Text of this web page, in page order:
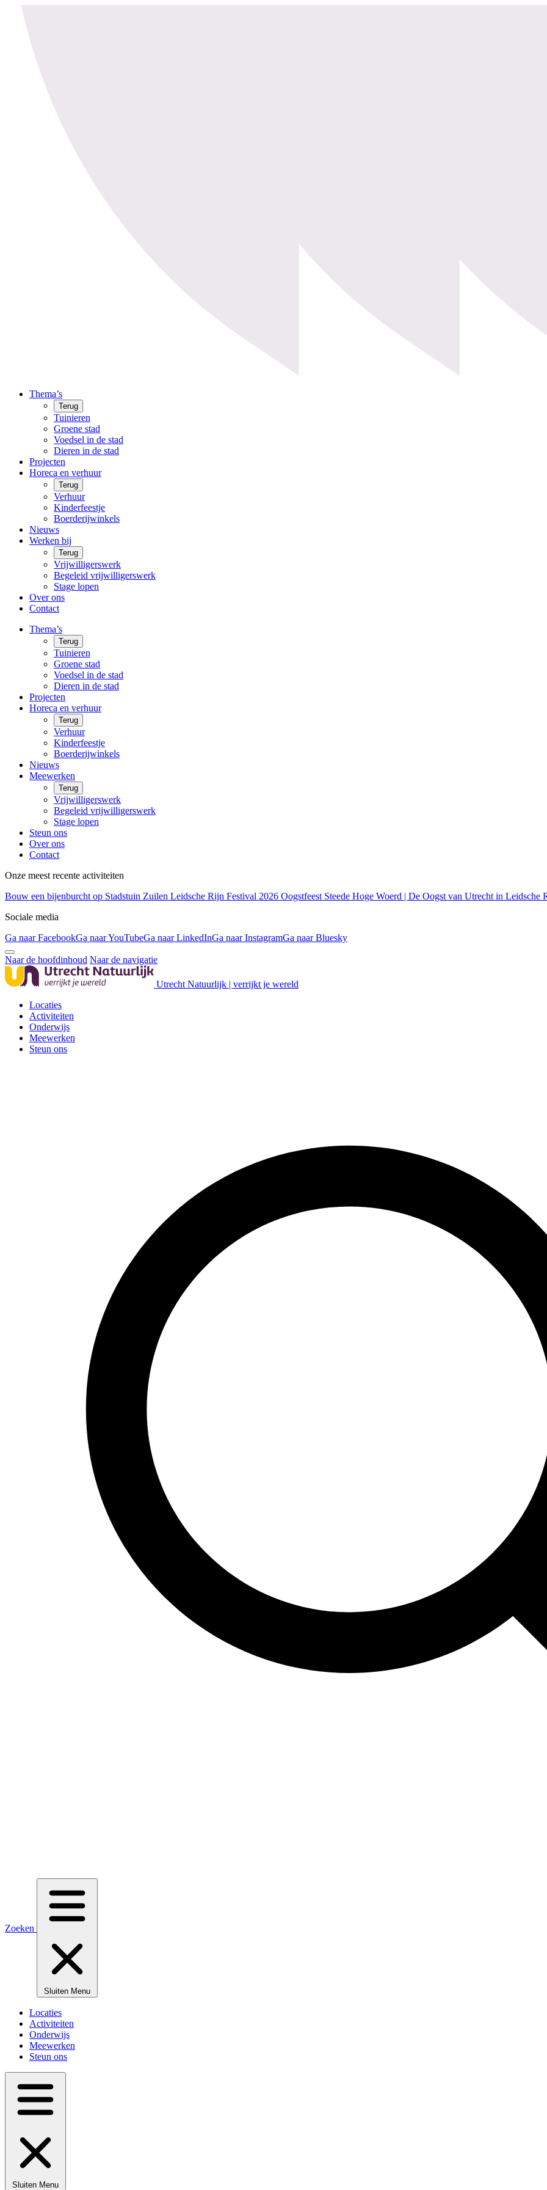
Thema’s
Terug
Tuinieren
Groene stad
Voedsel in de stad
Dieren in de stad
Projecten
Horeca en verhuur
Terug
Verhuur
Kinderfeestje
Boerderijwinkels
Nieuws
Werken bij
Terug
Vrijwilligerswerk
Begeleid vrijwilligerswerk
Stage lopen
Over ons
Contact
Thema’s
Terug
Tuinieren
Groene stad
Voedsel in de stad
Dieren in de stad
Projecten
Horeca en verhuur
Terug
Verhuur
Kinderfeestje
Boerderijwinkels
Nieuws
Meewerken
Terug
Vrijwilligerswerk
Begeleid vrijwilligerswerk
Stage lopen
Steun ons
Over ons
Contact
Onze meest recente activiteiten
Bouw een bijenburcht op Stadstuin Zuilen Leidsche Rijn Festival 2026 Oogstfeest Steede Hoge Woerd | De Oogst van Utrecht in Leidsche
Sociale media
Ga naar FacebookGa naar YouTubeGa naar LinkedInGa naar InstagramGa naar Bluesky
Naar de hoofdinhoud Naar de navigatie
Utrecht Natuurlijk | verrijkt je wereld
Locaties
Activiteiten
Onderwijs
Meewerken
Steun ons
Zoeken
Sluiten Menu
Locaties
Activiteiten
Onderwijs
Meewerken
Steun ons
Sluiten Menu